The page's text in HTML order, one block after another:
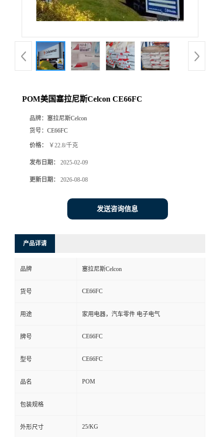
POM美国塞拉尼斯Celcon CE66FC
品牌： 塞拉尼斯Celcon
货号： CE66FC
价格： ￥22.8/千克
发布日期： 2025-02-09
更新日期： 2026-08-08
发送咨询信息
产品详请
品牌 塞拉尼斯Celcon
货号 CE66FC
用途 家用电器，汽车零件 电子电气
牌号 CE66FC
型号 CE66FC
品名 POM
包装规格
外形尺寸 25/KG